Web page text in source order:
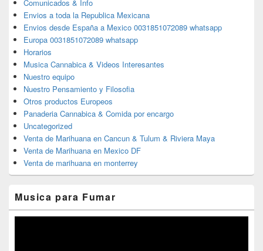
Comunicados & Info
Envios a toda la Republica Mexicana
Envios desde España a Mexico 0031851072089 whatsapp
Europa 0031851072089 whatsapp
Horarios
Musica Cannabica & Videos Interesantes
Nuestro equipo
Nuestro Pensamiento y Filosofia
Otros productos Europeos
Panaderia Cannabica & Comida por encargo
Uncategorized
Venta de Marihuana en Cancun & Tulum & Riviera Maya
Venta de Marihuana en Mexico DF
Venta de marihuana en monterrey
Musica para Fumar